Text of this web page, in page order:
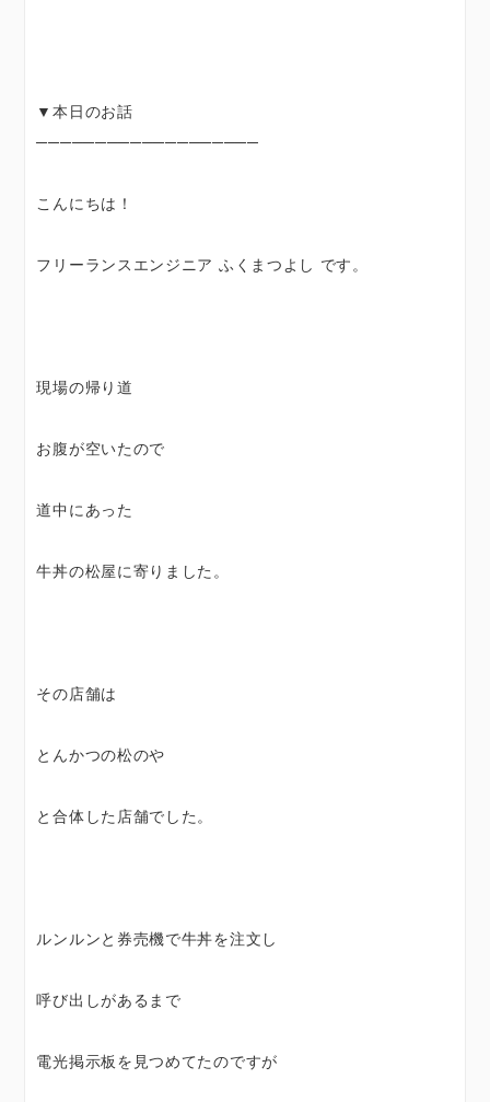
▼本日のお話
───────────────────
こんにちは！
フリーランスエンジニア ふくまつよし です。
現場の帰り道
お腹が空いたので
道中にあった
牛丼の松屋に寄りました。
その店舗は
とんかつの松のや
と合体した店舗でした。
ルンルンと券売機で牛丼を注文し
呼び出しがあるまで
電光掲示板を見つめてたのですが